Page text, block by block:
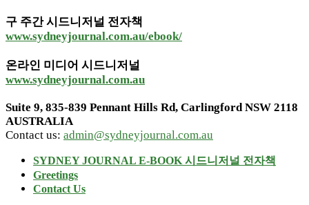
구 주간 시드니저널 전자책
www.sydneyjournal.com.au/ebook/
온라인 미디어 시드니저널
www.sydneyjournal.com.au
Suite 9, 835-839 Pennant Hills Rd, Carlingford NSW 2118
AUSTRALIA
Contact us: admin@sydneyjournal.com.au
SYDNEY JOURNAL E-BOOK 시드니저널 전자책
Greetings
Contact Us